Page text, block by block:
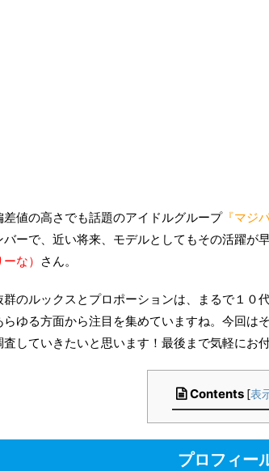
差値の高さでも話題のアイドルグループ『マジパ
バーで、近い将来、モデルとしてもその活躍が
な） さん。
群のルックスとプロポーションは、まるで１０
らゆる方面から注目を集めていますね。今回は
査していきたいと思います！最後まで気軽にお
Contents [表
プロフィー